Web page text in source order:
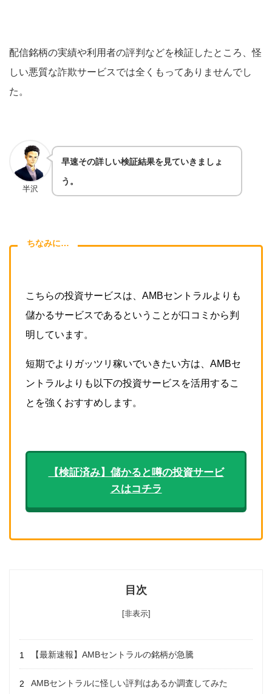
配信銘柄の実績や利用者の評判などを検証したところ、怪
しい悪質な詐欺サービスでは全くもってありませんでし
た。
半沢
早速その詳しい検証結果を見ていきましょ
う。
ちなみに…
こちらの投資サービスは、AMBセントラルよりも
儲かるサービスであるということが口コミから判
明しています。
短期でよりガッツリ稼いでいきたい方は、AMBセ
ントラルよりも以下の投資サービスを活用するこ
とを強くおすすめします。
【検証済み】儲かると噂の投資サービ
スはコチラ
目次
[非表示]
【最新速報】AMBセントラルの銘柄が急騰
AMBセントラルに怪しい評判はあるか調査してみた